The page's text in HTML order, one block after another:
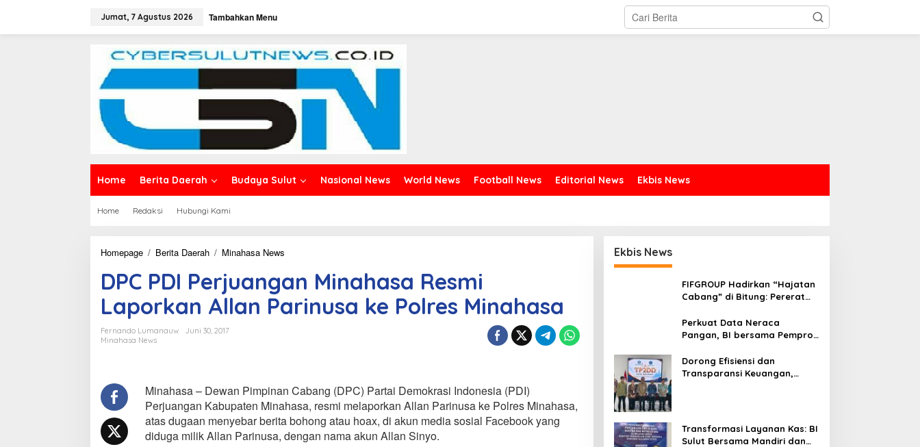
w
Jumat, 7 Agustus 2026 Tambahkan Menu
Home Berita Daerah Budaya Sulut Nasional News World News Football News Editorial News Ekbis News
Home Redaksi Hubungi Kami
Homepage / Berita Daerah / Minahasa News
C
P
D
I
a
n
g
a
n
DPC PDI Perjuangan Minahasa Resmi
Laporkan Allan Parinusa ke Polres Minahasa
Fernando Lumanauw
Juni 30, 2017
Minahasa News
Minahasa – Dewan Pimpinan Cabang (DPC) Partai Demokrasi Indonesia (PDI)
Perjuangan Kabupaten Minahasa, resmi melaporkan Allan Parinusa ke Polres Minahasa,
atas dugaan menyebar berita bohong atau hoax, di akun media sosial Facebook yang
diduga milik Allan Parinusa, dengan nama akun Allan Sinyo.
Ekbis News
FIFGROUP Hadirkan “Hajatan
Cabang” di Bitung: Pererat
Lokal & Tawarkan Beragam
Promo Khusus
Perkuat Data Neraca
Pangan, BI bersama Pemprov
dan Kendalikan Inflasi
Dorong Efisiensi dan
Transparansi Keuangan,
Transformasi Layanan Kas: BI
Sulut Bersama Mandiri dan